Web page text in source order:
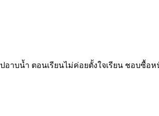
าบน้ำ ตอนเรียนไม่ค่อยตั้งใจเรียน ชอบซื้